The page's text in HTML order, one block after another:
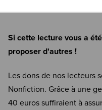
Si cette lecture vous a
proposer d'autres !
Les dons de nos lecteurs
Nonfiction. Grâce à une
40 euros suffiraient à